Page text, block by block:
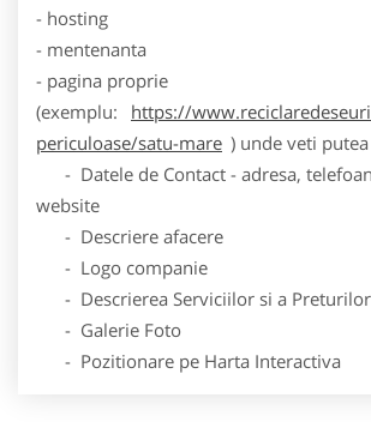
- hosting
- mentenanta
- pagina proprie
(exemplu:
https://
periculoase/satu-mare ) unde veti
- Datele de Contact - adresa,
website
- Descriere afacere
- Logo companie
- Descrierea Serviciilor si a Preturilor
- Galerie Foto
- Pozitionare pe Harta Interactiva